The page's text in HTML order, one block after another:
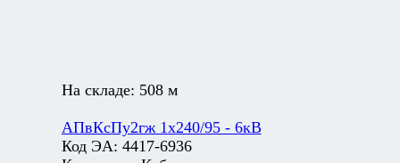
На складе: 508 м
АПвКсПу2гж 1х240/95 - 6кВ
Код ЭА: 4417-6936